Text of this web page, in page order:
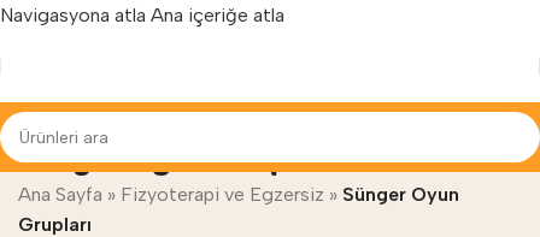
Navigasyona atla Ana içeriğe atla
Sünger Oyun Grupları
Ana Sayfa » Fizyoterapi ve Egzersiz » Sünger Oyun
Grupları